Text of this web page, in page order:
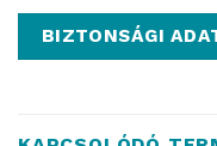
BIZTONSÁGI